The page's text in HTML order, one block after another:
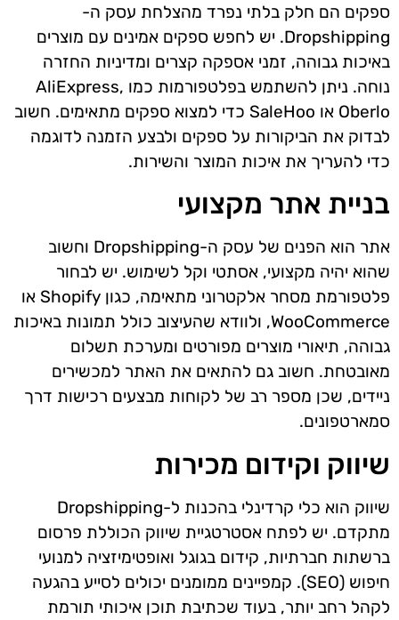
ספקים הם חלק בלתי נפרד מהצלחת עסק ה-
Dropshipping. יש לחפש ספקים אמינים עם מוצרים
באיכות גבוהה, זמני אספקה קצרים ומדיניות החזרה
נוחה. ניתן להשתמש בפלטפורמות כמו AliExpress,
Oberlo או SaleHoo כדי למצוא ספקים מתאימים. חשוב
לבדוק את הביקורות על ספקים ולבצע הזמנה לדוגמה
כדי להעריך את איכות המוצר והשירות.
בניית אתר מקצועי
אתר הוא הפנים של עסק ה-Dropshipping וחשוב
שהוא יהיה מקצועי, אסתטי וקל לשימוש. יש לבחור
פלטפורמת מסחר אלקטרוני מתאימה, כגון Shopify או
WooCommerce, ולוודא שהעיצוב כולל תמונות באיכות
גבוהה, תיאורי מוצרים מפורטים ומערכת תשלום
מאובטחת. חשוב גם להתאים את האתר למכשירים
ניידים, שכן מספר רב של לקוחות מבצעים רכישות דרך
סמארטפונים.
שיווק וקידום מכירות
שיווק הוא כלי קרדינלי בהכנות ל-Dropshipping
מתקדם. יש לפתח אסטרטגיית שיווק הכוללת פרסום
ברשתות חברתיות, קידום בגוגל ואופטימיזציה למנועי
חיפוש (SEO). קמפיינים ממומנים יכולים לסייע בהגעה
לקהל רחב יותר, בעוד שכתיבת תוכן איכותי תורמת